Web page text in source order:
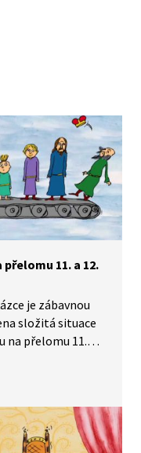
přelomu 11. a 12.
je zábavnou
složitá situace
na přelomu 11.